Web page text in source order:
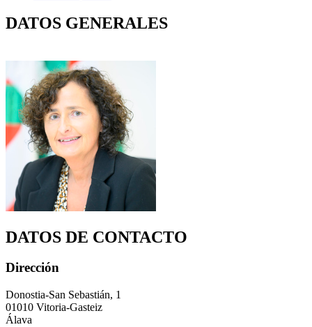
DATOS GENERALES
DATOS DE CONTACTO
Dirección
Donostia-San Sebastián, 1
01010 Vitoria-Gasteiz
Álava